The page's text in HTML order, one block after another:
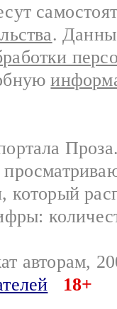
.
который
авторам,
18+